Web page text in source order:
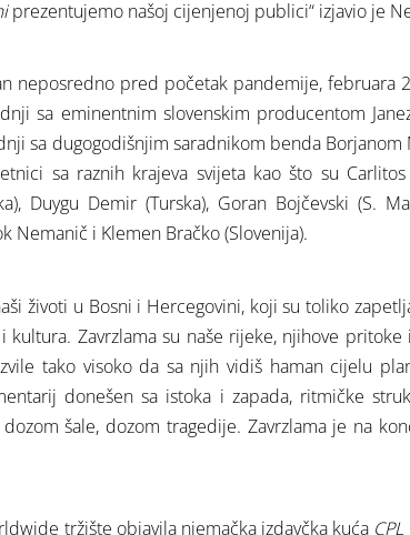
prezentujemo našoj cijenjenoj publici“ izjavio je
neposredno pred početak pandemije, februara
sa eminentnim slovenskim producentom
sa dugogodišnjim saradnikom benda
sa raznih krajeva svijeta kao što su Carlitos
Duygu Demir (Turska), Goran Bojčevski (S.
Nemanič i Klemen Bračko (Slovenija).
životi u Bosni i Hercegovini, koji su toliko
kultura. Zavrzlama su naše rijeke, njihove
tako visoko da sa njih vidiš haman cijelu
donešen sa istoka i zapada, ritmičke
šale, dozom tragedije. Zavrzlama je na
tržište objavila njemačka izdavčka kuća